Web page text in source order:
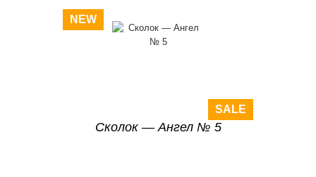
NEW
SALE
Сколок — Ангел № 5